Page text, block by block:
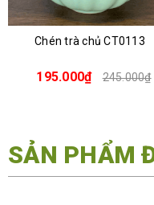
Chén trà chủ CT0113
195.000₫ 245.000₫
SẢN PHẨM